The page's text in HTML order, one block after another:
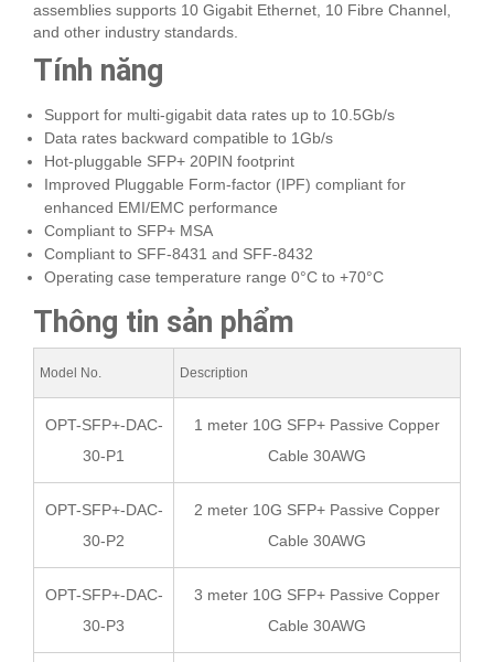
assemblies supports 10 Gigabit Ethernet, 10 Fibre Channel,
and other industry standards.
Tính năng
Support for multi-gigabit data rates up to 10.5Gb/s
Data rates backward compatible to 1Gb/s
Hot-pluggable SFP+ 20PIN footprint
Improved Pluggable Form-factor (IPF) compliant for
enhanced EMI/EMC performance
Compliant to SFP+ MSA
Compliant to SFF-8431 and SFF-8432
Operating case temperature range 0°C to +70°C
Thông tin sản phẩm
Model No. Description
OPT-SFP+-DAC-
30-P1
1 meter 10G SFP+ Passive Copper
Cable 30AWG
OPT-SFP+-DAC-
30-P2
2 meter 10G SFP+ Passive Copper
Cable 30AWG
OPT-SFP+-DAC-
30-P3
3 meter 10G SFP+ Passive Copper
Cable 30AWG